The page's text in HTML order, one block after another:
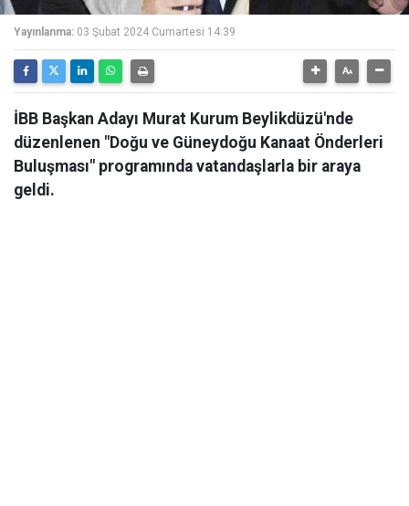
Yayınlanma: 03 Şubat 2024 Cumartesi 14:39
İBB Başkan Adayı Murat Kurum Beylikdüzü'nde
düzenlenen "Doğu ve Güneydoğu Kanaat Önderleri
Buluşması" programında vatandaşlarla bir araya
geldi.